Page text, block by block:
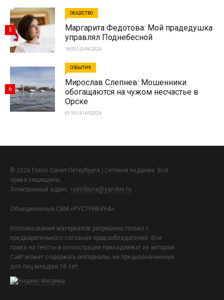
ОБЩЕСТВО
Маргарита Федотова: Мой прадедушка
управлял Поднебесной
18:03 | 23-06-2024
5
СОБЫТИЯ
Мирослав Слепнев: Мошенники
обогащаются на чужом несчастье в
Орске
01:10 | 31-05-2024
6
© 2026 Голос Санкт-Петербурга | Сетевое издание. Все
права защищены.
Электронный адрес: rustribuna@yandex.ru
Объединенные СМИ «РУСТРИБУНА»
Использование материалов разрешено только с
предварительного согласия правообладателей. Все
права на тексты и иллюстрации принадлежат их авторам.
Сайт может содержать материалы, не предназначенные
для лиц младше 18 лет.